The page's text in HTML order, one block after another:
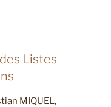
Listes
MIQUEL,